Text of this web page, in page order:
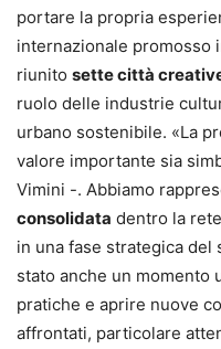
portare la propria
internazionale promosso
riunito sette città
ruolo delle industrie
urbano sostenibile. «La
valore importante sia
Vimini -. Abbiamo
consolidata dentro la
in una fase strategica del
stato anche un momento
pratiche e aprire nuove
affrontati, particolare